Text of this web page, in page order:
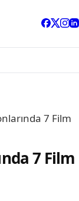
7 Film
7 Film